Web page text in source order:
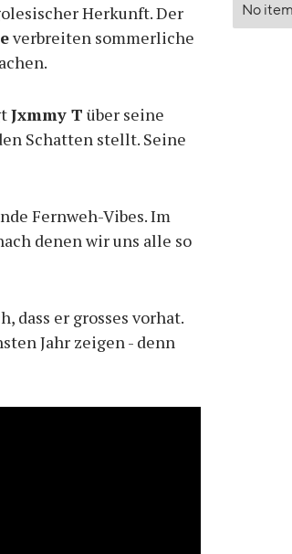
Herkunft. Der
verbreiten sommerliche
Jxmmy T über seine
Schatten stellt. Seine
Fernweh-Vibes. Im
denen wir uns alle so
dass er grosses vorhat.
Jahr zeigen - denn
No